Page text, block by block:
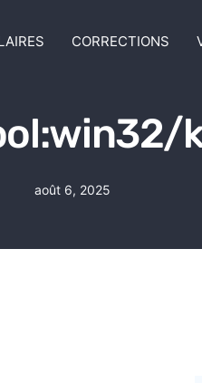
CORRECTIONS
août 6, 2025